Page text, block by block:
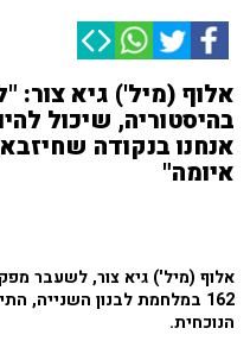
אלוף (מיל') גיא צור:
בהיסטוריה, שיכול
אנחנו בנקודה
איומה"
אלוף (מיל') גיא צור, לשעבר
162 במלחמת לבנון השנייה,
הנוכחית.